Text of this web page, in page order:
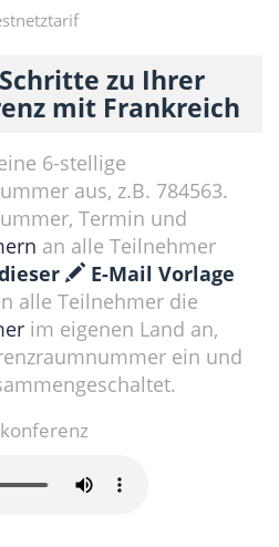
zu Ihrer
mit Frankreich
6-stellige
aus, z.B. 784563.
Termin und
an alle Teilnehmer
E-Mail Vorlage
alle Teilnehmer die
im eigenen Land an,
ein und